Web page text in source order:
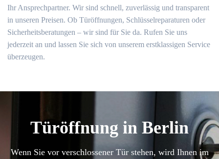
Ihr Ansprechpartner. Wir sind schnell, zuverlässig und transparent
in unseren Preisen. Ob Türöffnungen, Schlüsselreparaturen oder
Sicherheitsberatungen – wir sind für Sie da. Rufen Sie uns
jederzeit an und lassen Sie sich von unserem erstklassigen Service
überzeugen.
Türöffnung in Berlin
Wenn Sie vor verschlossener Tür stehen, wird Ihnen im